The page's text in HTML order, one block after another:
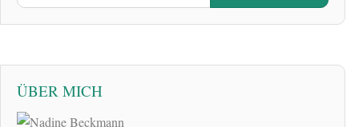
ÜBER MICH